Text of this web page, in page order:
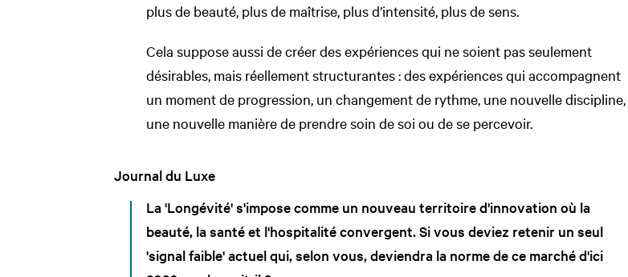
plus de beauté, plus de maîtrise, plus d’intensité, plus de sens.
Cela suppose aussi de créer des expériences qui ne soient pas seulement
désirables, mais réellement structurantes : des expériences qui accompagnent
un moment de progression, un changement de rythme, une nouvelle discipline,
une nouvelle manière de prendre soin de soi ou de se percevoir.
Journal du Luxe
La 'Longévité' s'impose comme un nouveau territoire d'innovation où la
beauté, la santé et l'hospitalité convergent. Si vous deviez retenir un seul
'signal faible' actuel qui, selon vous, deviendra la norme de ce marché d'ici